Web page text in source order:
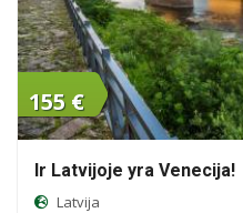
155 €
Ir Latvijoje yra Venecija!
Latvija